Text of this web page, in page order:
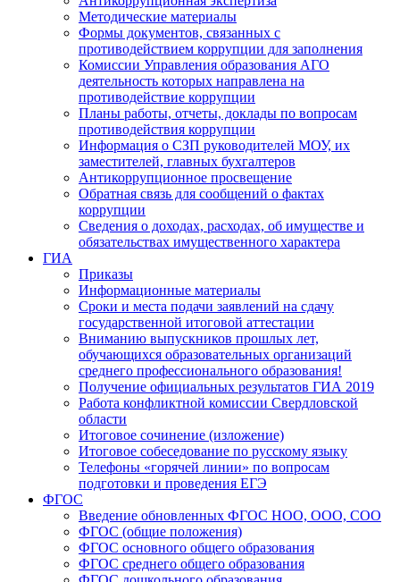
Методические материалы
Формы документов, связанных с
противодействием коррупции для заполнения
Комиссии Управления образования АГО
деятельность которых направлена на
противодействие коррупции
Планы работы, отчеты, доклады по вопросам
противодействия коррупции
Информация о СЗП руководителей МОУ, их
заместителей, главных бухгалтеров
Антикоррупционное просвещение
Обратная связь для сообщений о фактах
коррупции
Сведения о доходах, расходах, об имуществе и
обязательствах имущественного характера
ГИА
Приказы
Информационные материалы
Сроки и места подачи заявлений на сдачу
государственной итоговой аттестации
Вниманию выпускников прошлых лет,
обучающихся образовательных организаций
среднего профессионального образования!
Получение официальных результатов ГИА 2019
Работа конфликтной комиссии Свердловской
области
Итоговое сочинение (изложение)
Итоговое собеседование по русскому языку
Телефоны «горячей линии» по вопросам
подготовки и проведения ЕГЭ
ФГОС
Введение обновленных ФГОС НОО, ООО, СОО
ФГОС (общие положения)
ФГОС основного общего образования
ФГОС среднего общего образования